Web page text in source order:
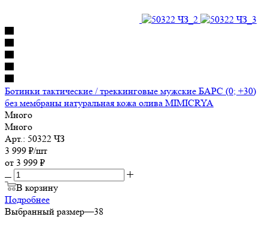
Ботинки тактические / треккинговые мужские БАРС (0; +30)
без мембраны натуральная кожа олива MIMICRYA
Много
Много
Арт.: 50322 ЧЗ
3 999 ₽/шт
от 3 999 ₽
В корзину
Подробнее
Выбранный размер—38